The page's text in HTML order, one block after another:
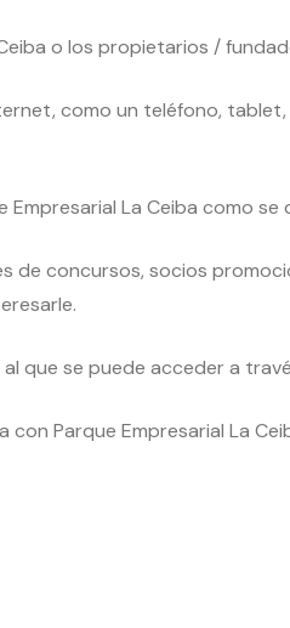
o los propietarios /
como un teléfono,
La Ceiba como
de concursos, socios
que se puede acceder a
Parque Empresarial La